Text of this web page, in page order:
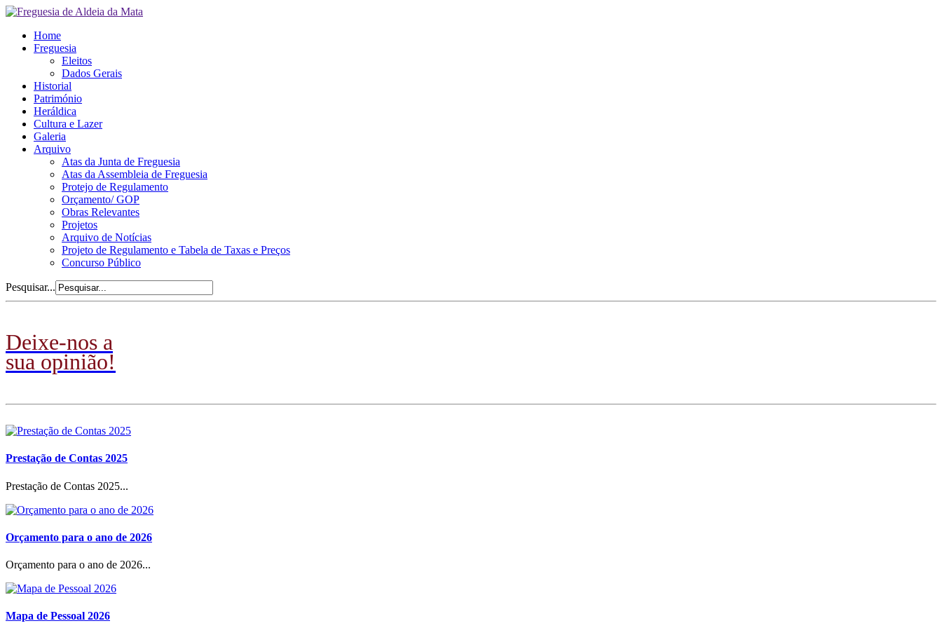
Home
Freguesia
Eleitos
Dados Gerais
Historial
Património
Heráldica
Cultura e Lazer
Galeria
Arquivo
Atas da Junta de Freguesia
Atas da Assembleia de Freguesia
Protejo de Regulamento
Orçamento/ GOP
Obras Relevantes
Projetos
Arquivo de Notícias
Projeto de Regulamento e Tabela de Taxas e Preços
Concurso Público
Pesquisar...
Deixe-nos a
sua opinião!
Prestação de Contas 2025
Prestação de Contas 2025...
Orçamento para o ano de 2026
Orçamento para o ano de 2026...
Mapa de Pessoal 2026